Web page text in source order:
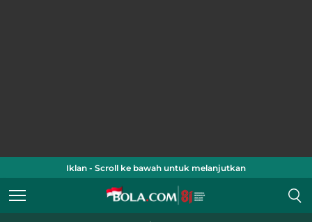
Iklan - Scroll ke bawah untuk melanjutkan